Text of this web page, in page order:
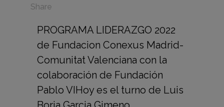
Share
PROGRAMA LIDERAZGO 2022
de Fundacion Conexus Madrid-
Comunitat Valenciana con la
colaboración de Fundación
Pablo VIHoy es el turno de Luis